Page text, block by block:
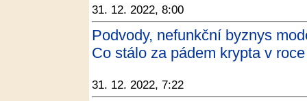
31. 12. 2022, 8:00
Podvody, nefunkční byznys
Co stálo za pádem krypta v
31. 12. 2022, 7:22